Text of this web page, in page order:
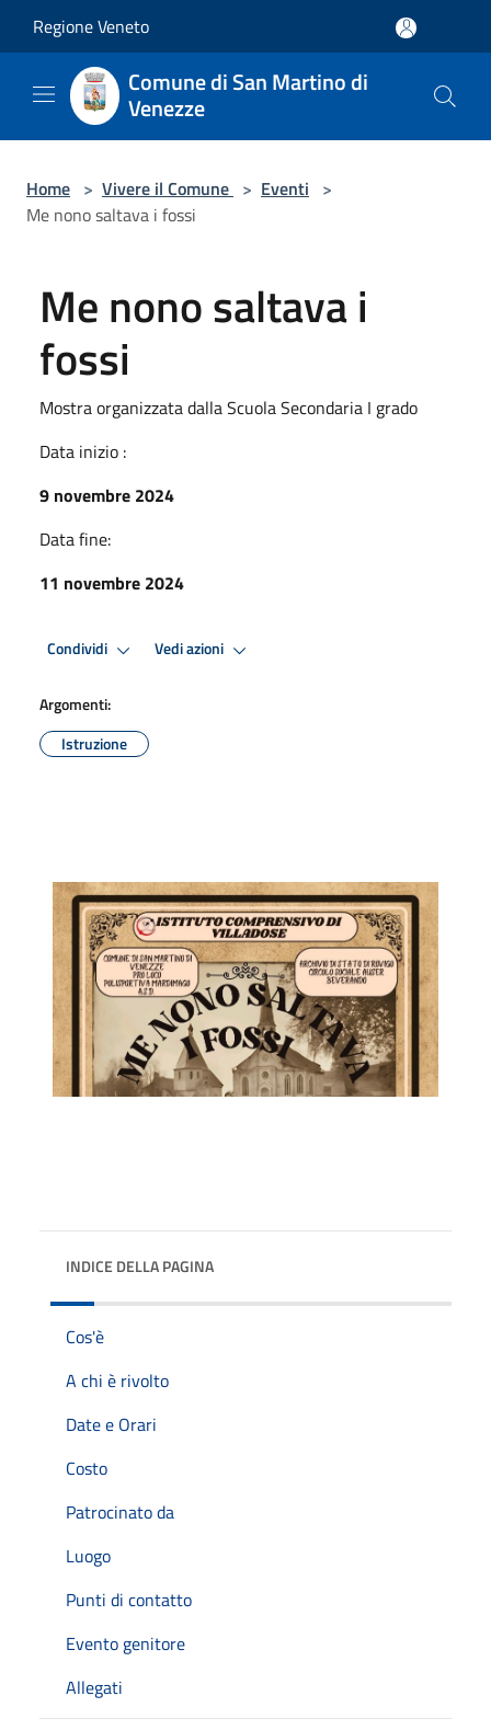
Regione Veneto
Comune di San Martino di
Venezze
Home > Vivere il Comune > Eventi >
Me nono saltava i fossi
Me nono saltava i
fossi
Mostra organizzata dalla Scuola Secondaria I grado
Data inizio :
9 novembre 2024
Data fine:
11 novembre 2024
Condividi Vedi azioni
Argomenti:
Istruzione
INDICE DELLA PAGINA
Cos'è
A chi è rivolto
Date e Orari
Costo
Patrocinato da
Luogo
Punti di contatto
Evento genitore
Allegati